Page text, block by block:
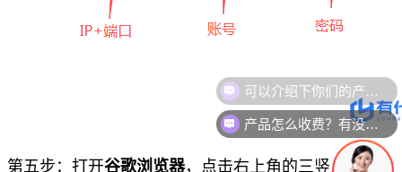
第五步：打开谷歌浏览器，点击右上角的三竖点图标。
产品怎么收费？有没有优惠？